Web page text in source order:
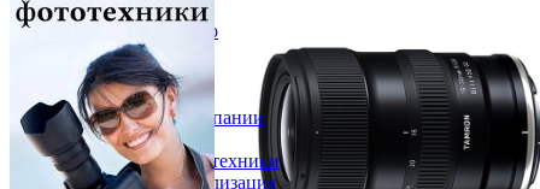
Новости
Фото и видео
Гаджеты
Аксессуары
Слухи
Новости компании
Услуги
Прокат фототехники
Выкуп и реализация